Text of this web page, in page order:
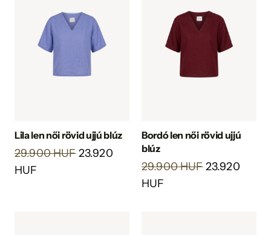
Lila len női rövid ujjú blúz
29.900 HUF 23.920
HUF
Bordó len női rövid ujjú
blúz
29.900 HUF 23.920
HUF